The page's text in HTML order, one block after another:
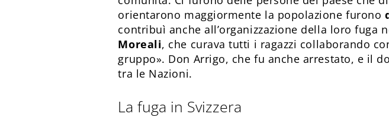
orientarono maggiormente la popolazione furono
contribuì anche all’organizzazione della loro fuga
Moreali, che curava tutti i ragazzi collaborando
gruppo». Don Arrigo, che fu anche arrestato, e il
tra le Nazioni.
La fuga in Svizzera